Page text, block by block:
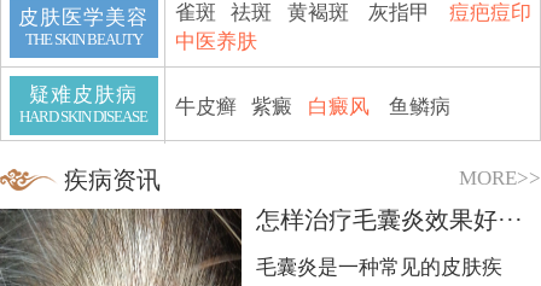
皮肤医学美容
THE SKIN BEAUTY
雀斑 祛斑 黄褐斑 灰指甲
痘疤痘印
中医养肤
疑难皮肤病
HARD SKIN DISEASE 牛皮癣 紫癜 白癜风 鱼鳞病
疾病资讯 MORE>>
怎样治疗毛囊炎效果好···
毛囊炎是一种常见的皮肤疾